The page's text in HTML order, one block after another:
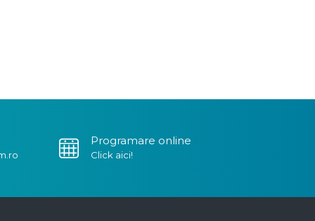
Programare online
Click aici!